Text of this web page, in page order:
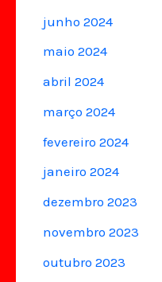
junho 2024
maio 2024
abril 2024
março 2024
fevereiro 2024
janeiro 2024
dezembro 2023
novembro 2023
outubro 2023